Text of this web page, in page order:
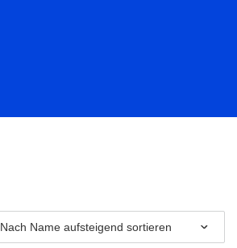
Nach Name aufsteigend sortieren